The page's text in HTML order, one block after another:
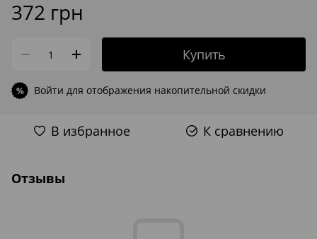
372 грн
Купить
% Войти для отображения накопительной скидки
В избранное К сравнению
Отзывы